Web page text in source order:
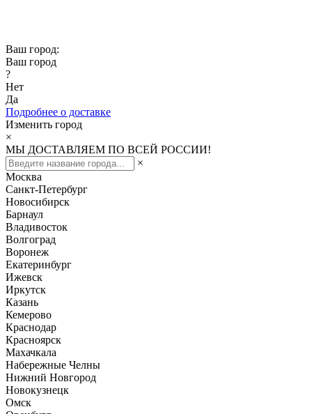
Ваш город:
Ваш город
?
Нет
Да
Подробнее о доставке
Изменить город
×
МЫ ДОСТАВЛЯЕМ ПО ВСЕЙ РОССИИ!
×
Москва
Санкт-Петербург
Новосибирск
Барнаул
Владивосток
Волгоград
Воронеж
Екатеринбург
Ижевск
Иркутск
Казань
Кемерово
Краснодар
Красноярск
Махачкала
Набережные Челны
Нижний Новгород
Новокузнецк
Омск